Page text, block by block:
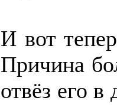
И вот
Причина
отвёз его в